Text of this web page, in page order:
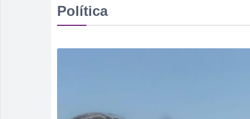
Rio
Homem
Polícia
Política